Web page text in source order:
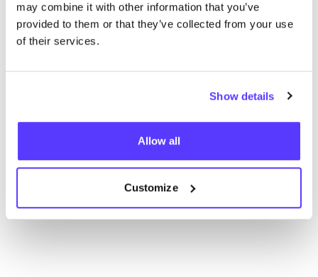
may combine it with other information that you’ve
provided to them or that they’ve collected from your use
of their services.
Show details
Allow all
Customize